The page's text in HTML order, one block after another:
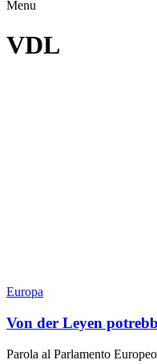
Menu
VDL
Europa
Von der Leyen
Parola al Parlamento